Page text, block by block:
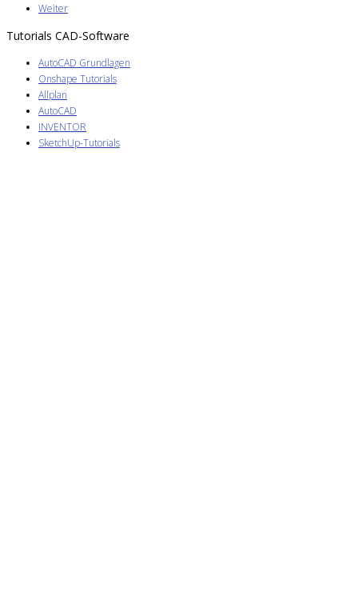
Weiter
Tutorials CAD-Software
AutoCAD Grundlagen
Onshape Tutorials
Allplan
AutoCAD
INVENTOR
SketchUp-Tutorials